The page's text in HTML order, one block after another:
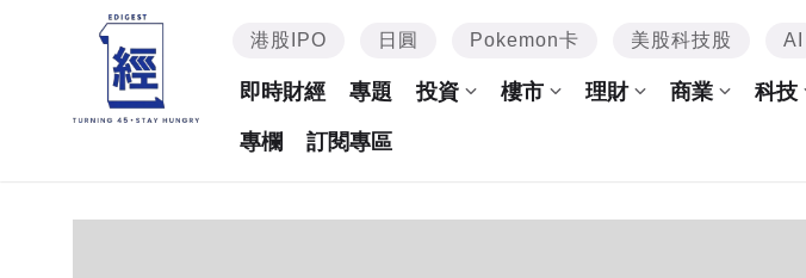
港股IPO 日圓 Pokemon卡 美股科技股 AI
即時財經 專題 投資 樓市 理財 商業 科技
專欄 訂閱專區